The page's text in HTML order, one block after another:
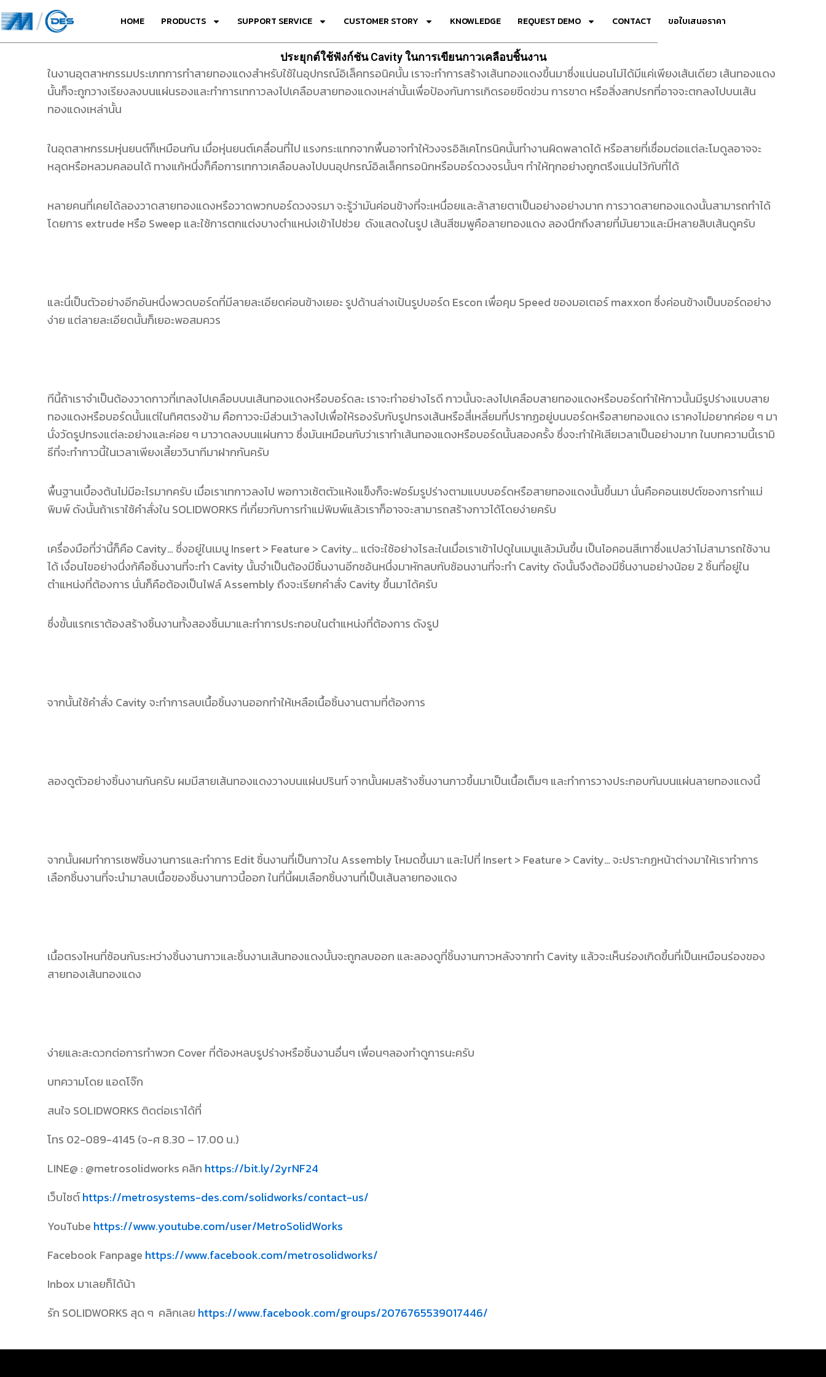
Skip
to
content
HOME PRODUCTS SUPPORT SERVICE CUSTOMER STORY KNOWLEDGE REQUEST DEMO CONTACT ขอใบเสนอราคา
ประยุกต์ใช้ฟังก์ชัน Cavity ในการเขียนกาวเคลือบชิ้นงาน
ในงานอุตสาหกรรมประเภทการทำสายทองแดงสำหรับใช้ในอุปกรณ์อิเล็คทรอนิคนั้น เราจะทำการสร้างเส้นทองแดงขึ้นมาซึ่งแน่นอนไม่ได้มีแค่เพียงเส้นเดียว เส้นทองแดง
นั้นก็จะถูกวางเรียงลงบนแผ่นรองและทำการเทกาวลงไปเคลือบสายทองแดงเหล่านั้นเพื่อป้องกันการเกิดรอยขีดข่วน การขาด หรือสิ่งสกปรกที่อาจจะตกลงไปบนเส้น
ทองแดงเหล่านั้น
ในอุตสาหกรรมหุ่นยนต์ก็เหมือนกัน เมื่อหุ่นยนต์เคลื่อนที่ไป แรงกระแทกจากพื้นอาจทำให้วงจรอิลิเคโทรนิคนั้นทำงานผิดพลาดได้ หรือสายที่เชื่อมต่อแต่ละโมดูลอาจจะ
หลุดหรือหลวมคลอนได้ ทางแก้หนึ่งก็คือการเทกาวเคลือบลงไปบนอุปกรณ์อิลเล็คทรอนิกหรือบอร์ดวงจรนั้นๆ ทำให้ทุกอย่างถูกตรึงแน่นไว้กับที่ได้
หลายคนที่เคยได้ลองวาดสายทองแดงหรือวาดพวกบอร์ดวงจรมา จะรู้ว่ามันค่อนข้างที่จะเหนื่อยและล้าสายตาเป็นอย่างอย่างมาก การวาดสายทองแดงนั้นสามารถทำได้
โดยการ extrude หรือ Sweep และใช้การตกแต่งบางตำแหน่งเข้าไปช่วย ดังแสดงในรูป เส้นสีชมพูคือลายทองแดง ลองนึกถึงสายที่มันยาวและมีหลายสิบเส้นดูครับ
และนี่เป็นตัวอย่างอีกอันหนึ่งพวดบอร์ดที่มีลายละเอียดค่อนข้างเยอะ รูปด้านล่างเป้นรูปบอร์ด Escon เพื่อคุม Speed ของมอเตอร์ maxxon ซึ่งค่อนข้างเป็นบอร์ดอย่าง
ง่าย แต่ลายละเอียดนั้นก็เยอะพอสมควร
ทีนี้ถ้าเราจำเป็นต้องวาดกาวที่เทลงไปเคลือบบนเส้นทองแดงหรือบอร์ดละ เราจะทำอย่างไรดี กาวนั้นจะลงไปเคลือบสายทองแดงหรือบอร์ดทำให้กาวนั้นมีรูปร่างแบบสาย
ทองแดงหรือบอร์ดนั้นแต่ในทิศตรงข้าม คือกาวจะมีส่วนเว้าลงไปเพื่อให้รองรับกับรูปทรงเส้นหรือสี่เหลี่ยมที่ปรากฏอยู่บนบอร์ดหรือสายทองแดง เราคงไม่อยากค่อย ๆ มา
นั่งวัดรูปทรงแต่ละอย่างและค่อย ๆ มาวาดลงบนแผ่นกาว ซึ่งมันเหมือนกับว่าเราทำเส้นทองแดงหรือบอร์ดนั้นสองครั้ง ซึ่งจะทำให้เสียเวลาเป็นอย่างมาก ในบทความนี้เรามิ
ธีที่จะทำกาวนี้ในเวลาเพียงเสี้ยววินาทีมาฝากกันครับ
พื้นฐานเบื้องต้นไม่มีอะไรมากครับ เมื่อเราเทกาวลงไป พอกาวเซ้ตตัวแห้งแข็งก็จะฟอร์มรูปร่างตามแบบบอร์ดหรือสายทองแดงนั้นขึ้นมา นั่นคือคอนเซปต์ของการทำแม่
พิมพ์ ดังนั้นถ้าเราใช้คำสั่งใน SOLIDWORKS ที่เกี่ยวกับการทำแม่พิมพ์แล้วเราก็อาจจะสามารถสร้างกาวได้โดยง่ายครับ
เครื่องมือที่ว่านี้ก็คือ Cavity… ซึ่งอยู่ในเมนู Insert > Feature > Cavity… แต่จะใช้อย่างไรละในเมื่อเราเข้าไปดูในเมนูแล้วมันขึ้น เป็นไอคอนสีเทาซึ่งแปลว่าไม่สามารถใช้งาน
ได้ เงื่อนไขอย่างนึ่งก้คือชิ้นงานที่จะทำ Cavity นั้นจำเป็นต้องมีชิ้นงานอีกชอ้นหนึ่งมาหักลบกับช้อนงานที่จะทำ Cavity ดังนั้นจึงต้องมีชิ้นงานอย่างน้อย 2 ชิ้นที่อยู่ใน
ตำแหน่งที่ต้องการ นั่นก็คือต้องเป็นไฟล์ Assembly ถึงจะเรียกคำสั่ง Cavity ขึ้นมาได้ครับ
ซึ่งขั้นแรกเราต้องสร้างชิ้นงานทั้งสองชิ้นมาและทำการประกอบในตำแหน่งที่ต้องการ ดังรูป
จากนั้นใช้คำสั่ง Cavity จะทำการลบเนื้อชิ้นงานออกทำให้เหลือเนื้อชิ้นงานตามที่ต้องการ
ลองดูตัวอย่างชิ้นงานกันครับ ผมมีสายเส้นทองแดงวางบนแผ่นปรินท์ จากนั้นผมสร้างชิ้นงานกาวขึ้นมาเป็นเนื้อเต็มๆ และทำการวางประกอบกันบนแผ่นลายทองแดงนี้
จากนั้นผมทำการเซฟชิ้นงานการและทำการ Edit ชิ้นงานที่เป็นกาวใน Assembly โหมดขึ้นมา และไปที่ Insert > Feature > Cavity… จะปราะกฏหน้าต่างมาให้เราทำการ
เลือกชิ้นงานที่จะนำมาลบเนื้อของชิ้นงานกาวนี้ออก ในที่นี้ผมเลือกชิ้นงานที่เป็นเส้นลายทองแดง
เนื้อตรงไหนที่ซ้อนกันระหว่างชิ้นงานกาวและชิ้นงานเส้นทองแดงนั้นจะถูกลบออก และลองดูที่ชิ้นงานกาวหลังจากทำ Cavity แล้วจะเห็นร่องเกิดขึ้นที่เป็นเหมือนร่องของ
สายทองเส้นทองแดง
ง่ายและสะดวกต่อการทำพวก Cover ที่ต้องหลบรูปร่างหรือชิ้นงานอื่นๆ เพื่อนๆลองทำดูการนะครับ
บทความโดย แอดโจ๊ก
สนใจ SOLIDWORKS ติดต่อเราได้ที่
โทร 02-089-4145 (จ-ศ 8.30 – 17.00 น.)
LINE@ : @metrosolidworks คลิก https://bit.ly/2yrNF24
เว็บไซต์https://metrosystems-des.com/solidworks/contact-us/
YouTube https://www.youtube.com/user/MetroSolidWorks
Facebook Fanpage https://www.facebook.com/metrosolidworks/
Inbox มาเลยก็ได้น้า
รัก SOLIDWORKS สุด ๆ คลิกเลย https://www.facebook.com/groups/2076765539017446/